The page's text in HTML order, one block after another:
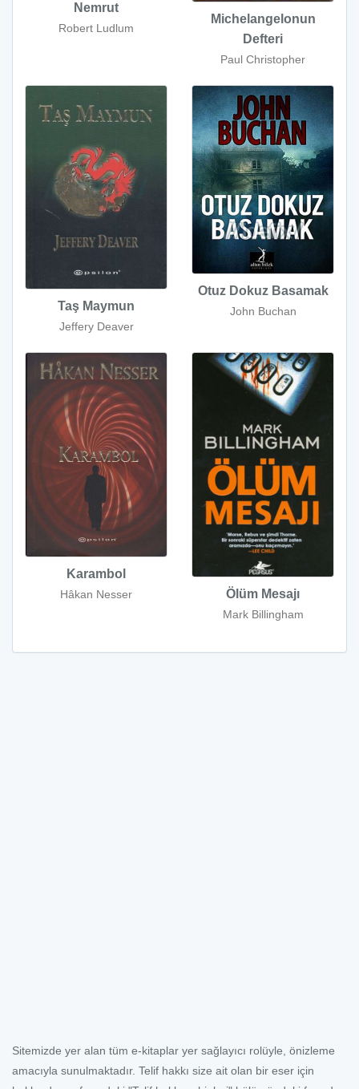
Nemrut
Robert Ludlum
Michelangelonun
Defteri
Paul Christopher
Taş Maymun
Jeffery Deaver
Otuz Dokuz Basamak
John Buchan
Karambol
Hâkan Nesser Ölüm Mesajı
Mark Billingham
Sitemizde yer alan tüm e-kitaplar yer sağlayıcı rolüyle, önizleme
amacıyla sunulmaktadır. Telif hakkı size ait olan bir eser için